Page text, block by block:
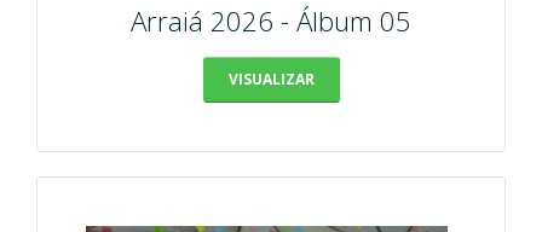
Arraiá 2026 - Álbum 05
VISUALIZAR